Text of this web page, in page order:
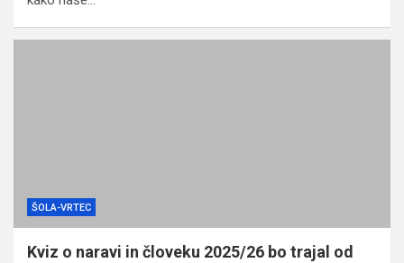
ŠOLA-VRTEC
Kviz o naravi in človeku 2025/26 bo trajal od